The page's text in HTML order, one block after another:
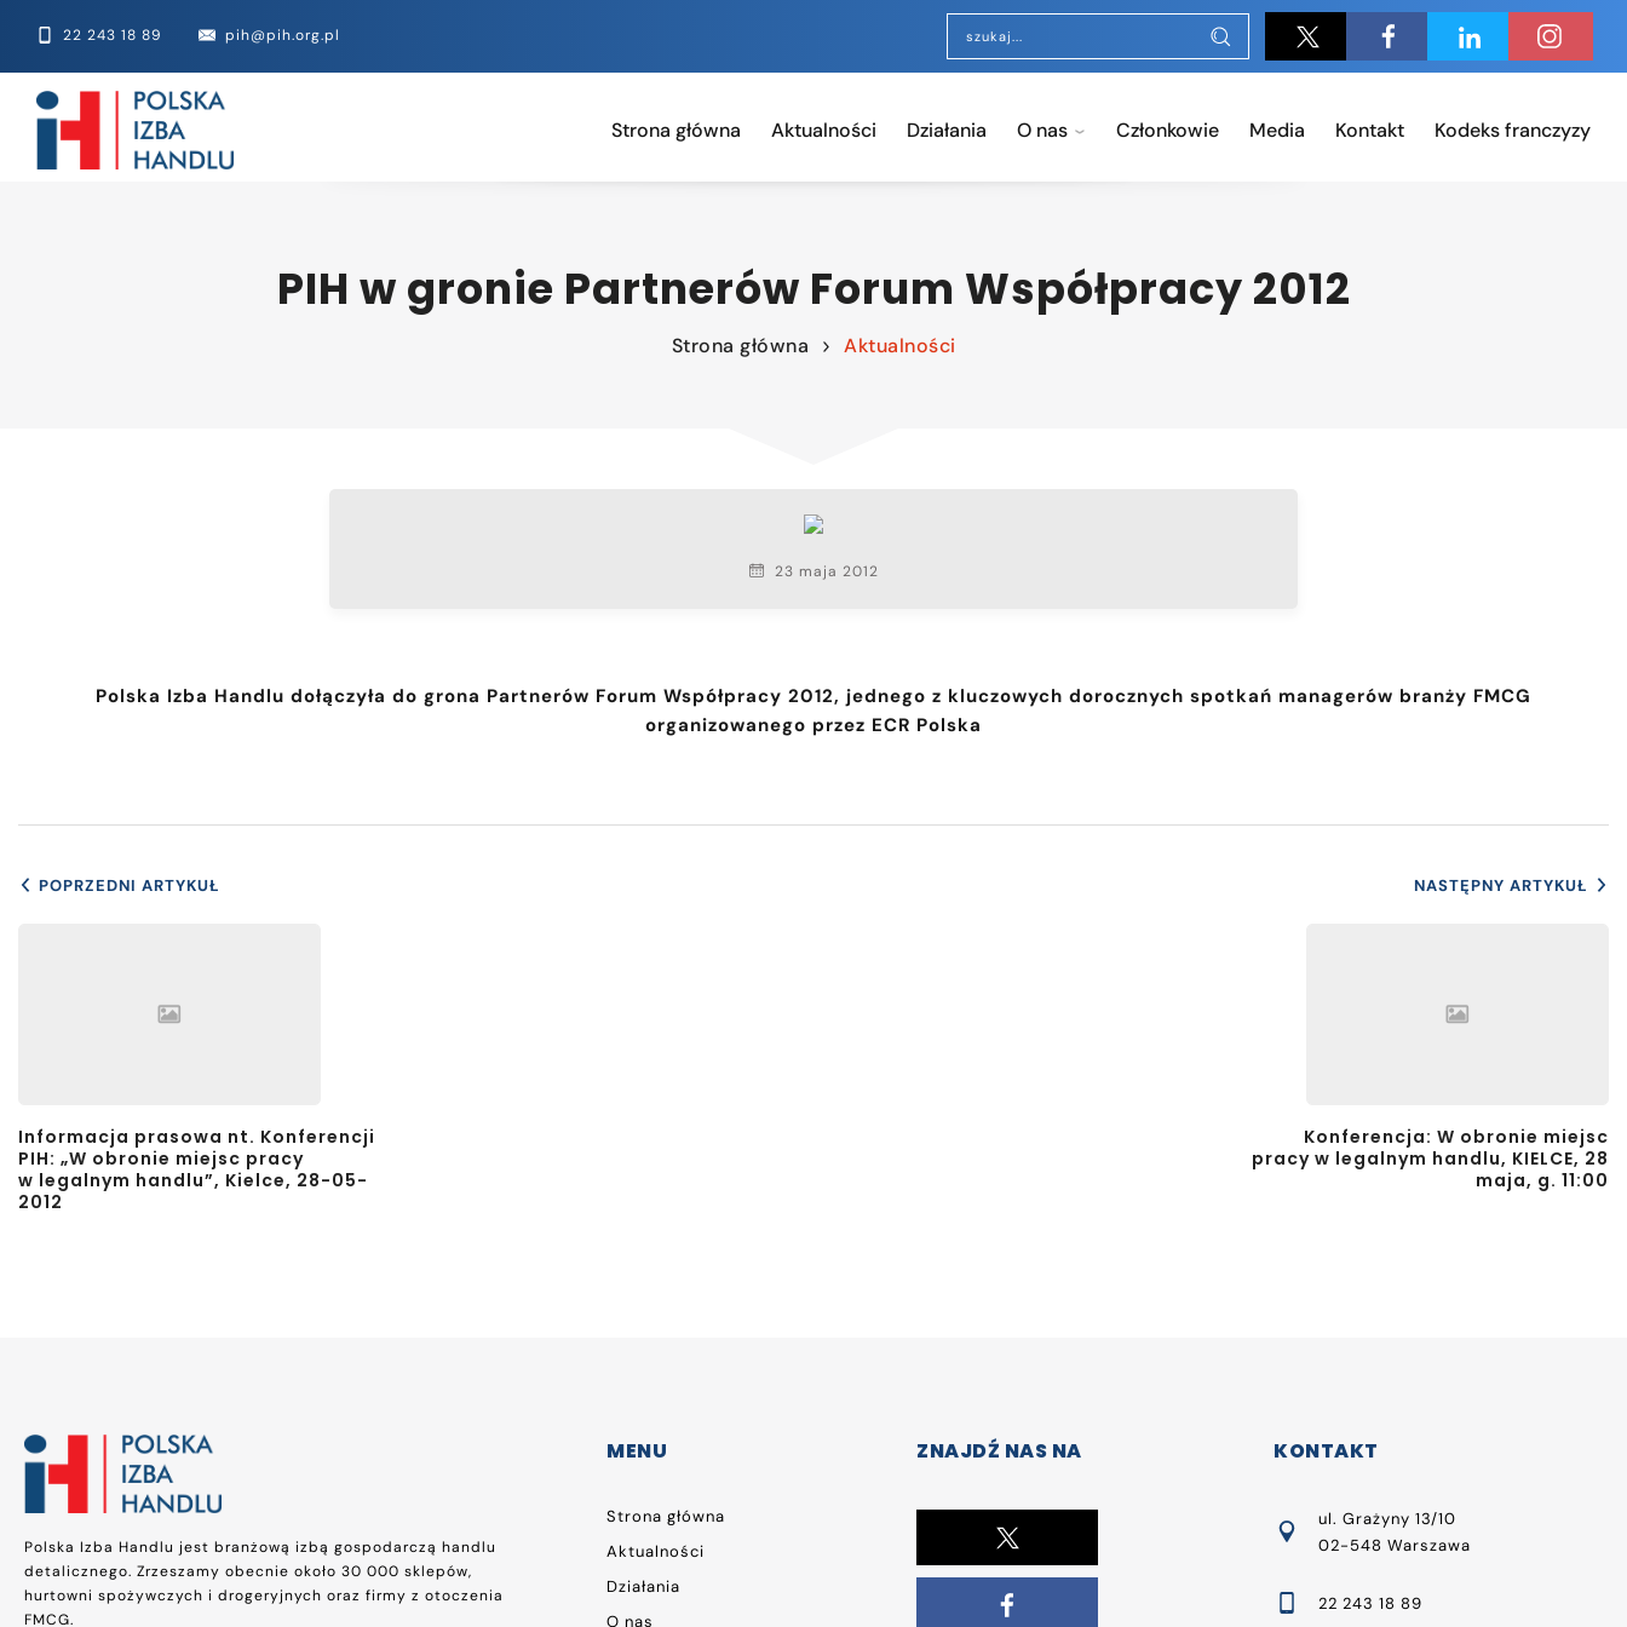
22 243 18 89 pih@pih.org.pl
Strona główna Aktualności Działania O nas Członkowie Media Kontakt Kodeks franczyzy
PIH w gronie Partnerów Forum Współpracy 2012
Strona główna Aktualności
23 maja 2012
Polska Izba Handlu dołączyła do grona Partnerów Forum Współpracy 2012, jednego z kluczowych dorocznych spotkań managerów branży FMCG
organizowanego przez ECR Polska
POPRZEDNI ARTYKUŁ
Informacja prasowa nt. Konferencji
PIH: „W obronie miejsc pracy
w legalnym handlu”, Kielce, 28-05-
2012
NASTĘPNY ARTYKUŁ
Konferencja: W obronie miejsc
pracy w legalnym handlu, KIELCE, 28
maja, g. 11:00
Polska Izba Handlu jest branżową izbą gospodarczą handlu
detalicznego. Zrzeszamy obecnie około 30 000 sklepów,
hurtowni spożywczych i drogeryjnych oraz firmy z otoczenia
FMCG.
MENU
Strona główna
Aktualności
Działania
O nas
ZNAJDŹ NAS NA KONTAKT
ul. Grażyny 13/10
02-548 Warszawa
22 243 18 89